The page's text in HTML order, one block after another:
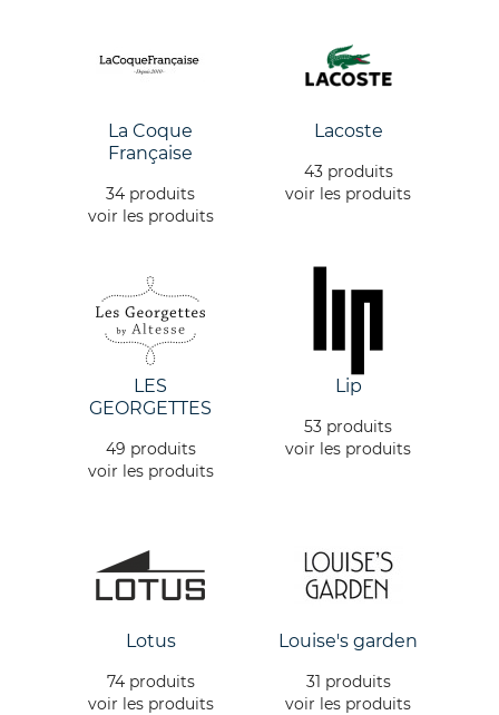
La Coque
Française
34 produits
voir les produits
Lacoste
43 produits
voir les produits
LES
GEORGETTES
49 produits
voir les produits
Lip
53 produits
voir les produits
Lotus
74 produits
voir les produits
Louise's garden
31 produits
voir les produits